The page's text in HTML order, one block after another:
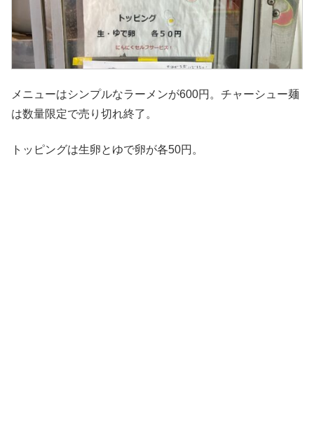
メニューはシンプルなラーメンが600円。チャーシュー麺
は数量限定で売り切れ終了。
トッピングは生卵とゆで卵が各50円。